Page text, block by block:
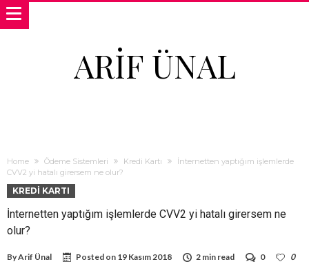
ARIF ÜNAL
Home Ödeme Sistemleri Kredi Kartı
İnternetten yaptığım işlemlerde
CVV2 yi hatalı girersem ne olur?
KREDI KARTI
İnternetten yaptığım işlemlerde CVV2 yi hatalı girersem ne
olur?
ByArif Ünal Posted on 19 Kasım 2018 2 min read 0
0